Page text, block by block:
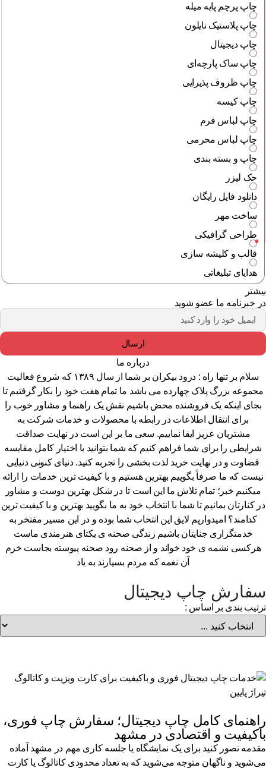
چاپ پرچم پایه میله
چاپ پلاستیک نایلون
چاپ دیجیتال
چاپ ساک پارچه‌ای
چاپ ظروف پذیرایی
چاپ کیسه
چاپ لباس فرم
چاپ لباس محرمی
چاپ و بسته بندی
حک لیزر
دانلود فایل رایگان
ساخت مهر
طراحی گرافیکی
قالب و کلیشه سازی
هدایای تبلیغاتی
خبرنامه ما عضو شوید
ارسال
درباره ما
سلام بر تنها راه : درود بیکران بر شما از سال ۱۳۸۹ که شروع فعالیت
بزرگ پلاک چهارده می باشد ما تمام هفت خود را بکار گرفتیم تا
اینکه یک فروشنده محض باشیم نقش یک راهنما و مشاور خوب را
برای انتقال اطلاعات در رابطه با محصولات و خدمات شرکت به
مشتریان عزیز ایفا نماییم. سعی ما بر این است در نهایت صداقت
را برای شما فراهم کنیم که شما بتوانید با اختیار کامل مقایسه
قضاوت و در نهایت خرید لذت بخشی را تجربه کنید. دنیای کنونی دنیایی
که ما صرفاً بگوییم بهترین هستیم و با کیفیت ترین خدمات را ارائه
خبر؛ تمام تلاش ما این است تا در شکل بهترین دوست و مشاور
کنارتان بمانیم تا شما با انتخاب خود به ما بگویید بهترین و با کیفیت ترین
کدامند؟ امیدواریم لایق این انتخاب شما بوده و در این مسیر مفتخر به
خدمتگزاری جنایتان باشیم زندگی صحنه ی یکتای هنرمندی ماست
نشمه ی خود خواند و از صحنه رود صحنه پیوسته بجاست خرم
آن نغمه که مردم بسیارند به یاد
چاپ دیجیتال
بندی بر اساس :
کامل چاپ دیجیتال؛ سفارش چاپ فوری،
و اقتصادی در مشهد
تصور کنید برای یک نمایشگاه یا جلسه کاری مهم در مشهد آماده
و ناگهان متوجه می‌شوید که به تعداد محدودی کاتالوگ یا کارت